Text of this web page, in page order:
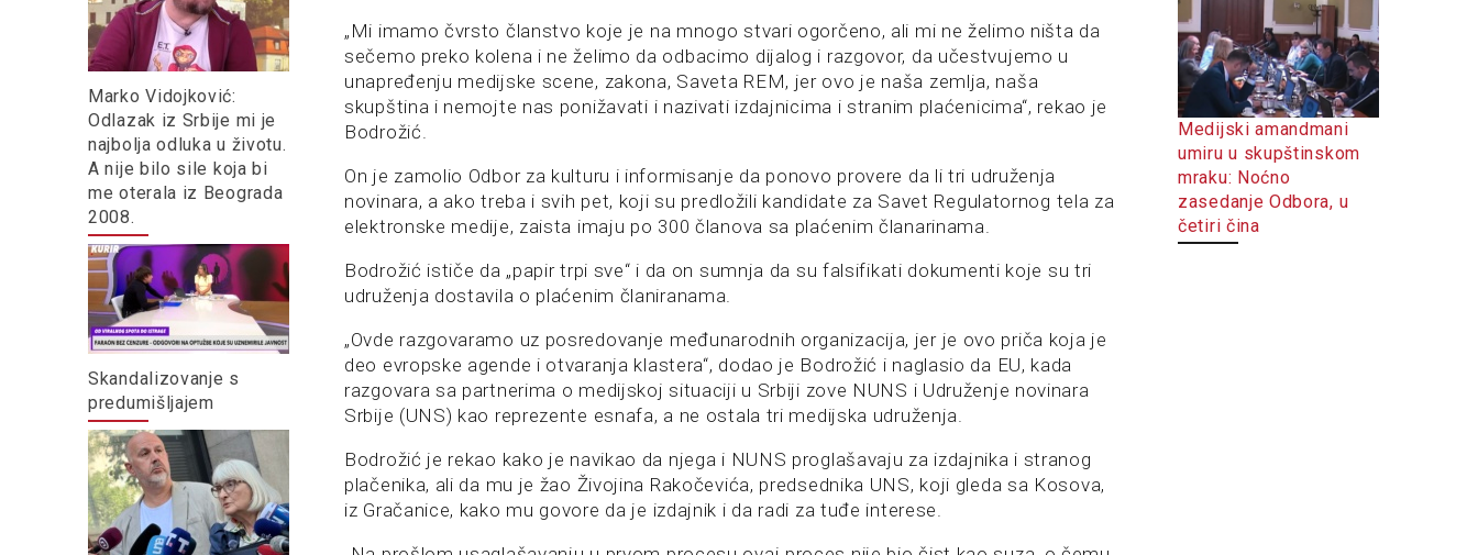
Marko Vidojković:
Odlazak iz Srbije mi je
najbolja odluka u životu.
A nije bilo sile koja bi
me oterala iz Beograda
2008.
Skandalizovanje s
predumišljajem
„Mi imamo čvrsto članstvo koje je na mnogo stvari ogorčeno, ali mi ne želimo ništa da
sečemo preko kolena i ne želimo da odbacimo dijalog i razgovor, da učestvujemo u
unapređenju medijske scene, zakona, Saveta REM, jer ovo je naša zemlja, naša
skupština i nemojte nas ponižavati i nazivati izdajnicima i stranim plaćenicima“, rekao je
Bodrožić.
On je zamolio Odbor za kulturu i informisanje da ponovo provere da li tri udruženja
novinara, a ako treba i svih pet, koji su predložili kandidate za Savet Regulatornog tela za
elektronske medije, zaista imaju po 300 članova sa plaćenim članarinama.
Bodrožić ističe da „papir trpi sve“ i da on sumnja da su falsifikati dokumenti koje su tri
udruženja dostavila o plaćenim članiranama.
„Ovde razgovaramo uz posredovanje međunarodnih organizacija, jer je ovo priča koja je
deo evropske agende i otvaranja klastera“, dodao je Bodrožić i naglasio da EU, kada
razgovara sa partnerima o medijskoj situaciji u Srbiji zove NUNS i Udruženje novinara
Srbije (UNS) kao reprezente esnafa, a ne ostala tri medijska udruženja.
Bodrožić je rekao kako je navikao da njega i NUNS proglašavaju za izdajnika i stranog
plačenika, ali da mu je žao Živojina Rakočevića, predsednika UNS, koji gleda sa Kosova,
iz Gračanice, kako mu govore da je izdajnik i da radi za tuđe interese.
Medijski amandmani
umiru u skupštinskom
mraku: Noćno
zasedanje Odbora, u
četiri čina